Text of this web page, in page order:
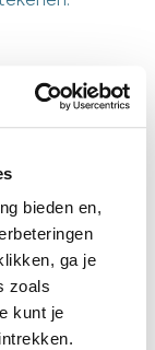
bieden en,
ga je
zoals
kunt je